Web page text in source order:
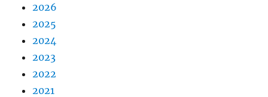
2026
2025
2024
2023
2022
2021